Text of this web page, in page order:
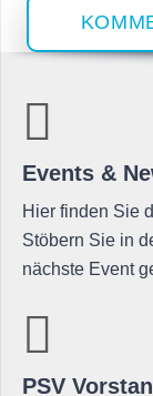
Events &
Hier finden Sie
Stöbern Sie in
nächste Event
PSV